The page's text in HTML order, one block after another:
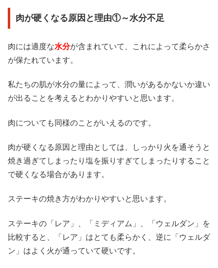
肉が硬くなる原因と理由①～水分不足
肉には適度な水分が含まれていて、これによって柔らかさ
が保たれています。
私たちの肌が水分の量によって、潤いがあるかないか違い
が出ることを考えるとわかりやすいと思います。
肉についても同様のことがいえるのです。
肉が硬くなる原因と理由としては、しっかり火を通そうと
焼き過ぎてしまったり塩を振りすぎてしまったりすること
で硬くなる場合があります。
ステーキの焼き方がわかりやすいと思います。
ステーキの「レア」、「ミディアム」、「ウェルダン」を
比較すると、「レア」はとても柔らかく、逆に「ウェルダ
ン」はよく火が通っていて硬いです。